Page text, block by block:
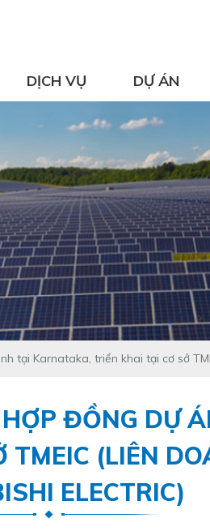
DỊCH VỤ DỰ ÁN
tại Karnataka, triển khai tại cơ sở
ĐỒNG DỰ
TMEIC (LIÊN
ELECTRIC)